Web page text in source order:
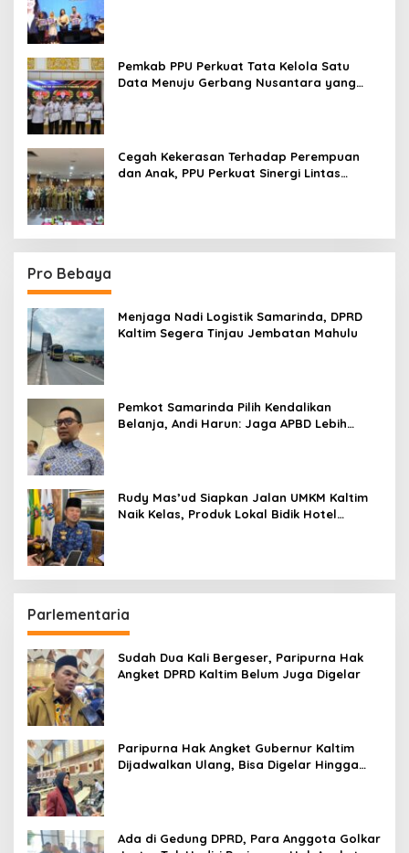
Pemkab PPU Perkuat Tata Kelola Satu
Data Menuju Gerbang Nusantara yang
Cegah Kekerasan Terhadap Perempuan
dan Anak, PPU Perkuat Sinergi Lintas
Pro Bebaya
Menjaga Nadi Logistik Samarinda, DPRD
Kaltim Segera Tinjau Jembatan Mahulu
Pemkot Samarinda Pilih Kendalikan
Belanja, Andi Harun: Jaga APBD Lebih
Rudy Mas’ud Siapkan Jalan UMKM Kaltim
Naik Kelas, Produk Lokal Bidik Hotel
Parlementaria
Sudah Dua Kali Bergeser, Paripurna Hak
Angket DPRD Kaltim Belum Juga Digelar
Paripurna Hak Angket Gubernur Kaltim
Dijadwalkan Ulang, Bisa Digelar Hingga
Ada di Gedung DPRD, Para Anggota Golkar